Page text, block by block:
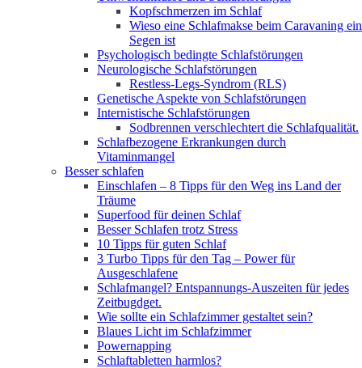
Kopfschmerzen im Schlaf
Wieso eine Schlafmakse beim Caravaning ein
Segen ist
Psychologisch bedingte Schlafstörungen
Neurologische Schlafstörungen
Restless-Legs-Syndrom (RLS)
Genetische Aspekte von Schlafstörungen
Internistische Schlafstörungen
Sodbrennen verschlechtert die Schlafqualität.
Schlafbezogene Erkrankungen durch
Vitaminmangel
Besser schlafen
Einschlafen – 8 Tipps für den Weg ins Land der
Träume
Superfood für deinen Schlaf
Besser Schlafen trotz Stress
10 Tipps für guten Schlaf
3 Turbo Tipps für den Tag – Power für
Ausgeschlafene
Schlafmangel? Entspannungs-Auszeiten für jedes
Zeitbugdget.
Wie sollte ein Schlafzimmer gestaltet sein?
Blaues Licht im Schlafzimmer
Powernapping
Schlaftabletten harmlos?